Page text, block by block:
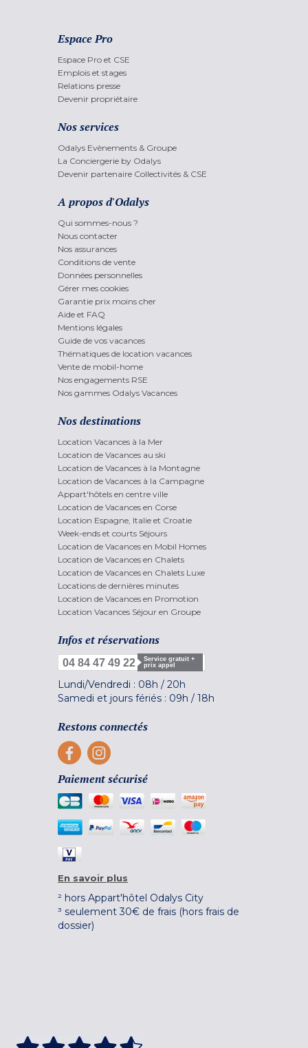
Espace Pro
Espace Pro et CSE
Emplois et stages
Relations presse
Devenir propriétaire
Nos services
Odalys Evènements & Groupe
La Conciergerie by Odalys
Devenir partenaire Collectivités & CSE
A propos d'Odalys
Qui sommes-nous ?
Nous contacter
Nos assurances
Conditions de vente
Données personnelles
Gérer mes cookies
Garantie prix moins cher
Aide et FAQ
Mentions légales
Guide de vos vacances
Thématiques de location vacances
Vente de mobil-home
Nos engagements RSE
Nos gammes Odalys Vacances
Nos destinations
Location Vacances à la Mer
Location de Vacances au ski
Location de Vacances à la Montagne
Location de Vacances à la Campagne
Appart'hôtels en centre ville
Location de Vacances en Corse
Location Espagne, Italie et Croatie
Week-ends et courts Séjours
Location de Vacances en Mobil Homes
Location de Vacances en Chalets
Location de Vacances en Chalets Luxe
Locations de dernières minutes
Location de Vacances en Promotion
Location Vacances Séjour en Groupe
Infos et réservations
04 84 47 49 22
Service gratuit +
prix appel
Lundi/Vendredi : 08h / 20h
Samedi et jours fériés : 09h / 18h
Restons connectés
Paiement sécurisé
En savoir plus
² hors Appart'hôtel Odalys City
³ seulement 30€ de frais (hors frais de
dossier)